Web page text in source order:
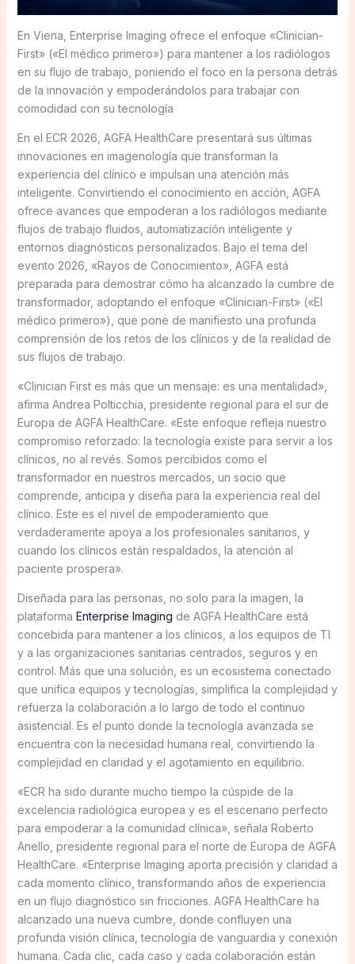
En Viena, Enterprise Imaging ofrece el enfoque «Clinician-
First» («El médico primero») para mantener a los radiólogos
en su flujo de trabajo, poniendo el foco en la persona detrás
de la innovación y empoderándolos para trabajar con
comodidad con su tecnología
En el ECR 2026, AGFA HealthCare presentará sus últimas
innovaciones en imagenología que transforman la
experiencia del clínico e impulsan una atención más
inteligente. Convirtiendo el conocimiento en acción, AGFA
ofrece avances que empoderan a los radiólogos mediante
flujos de trabajo fluidos, automatización inteligente y
entornos diagnósticos personalizados. Bajo el tema del
evento 2026, «Rayos de Conocimiento», AGFA está
preparada para demostrar cómo ha alcanzado la cumbre de
transformador, adoptando el enfoque «Clinician-First» («El
médico primero»), que pone de manifiesto una profunda
comprensión de los retos de los clínicos y de la realidad de
sus flujos de trabajo.
«Clinician First es más que un mensaje: es una mentalidad»,
afirma Andrea Polticchia, presidente regional para el sur de
Europa de AGFA HealthCare. «Este enfoque refleja nuestro
compromiso reforzado: la tecnología existe para servir a los
clínicos, no al revés. Somos percibidos como el
transformador en nuestros mercados, un socio que
comprende, anticipa y diseña para la experiencia real del
clínico. Este es el nivel de empoderamiento que
verdaderamente apoya a los profesionales sanitarios, y
cuando los clínicos están respaldados, la atención al
paciente prospera».
Diseñada para las personas, no solo para la imagen, la
plataforma Enterprise Imaging de AGFA HealthCare está
concebida para mantener a los clínicos, a los equipos de TI
y a las organizaciones sanitarias centrados, seguros y en
control. Más que una solución, es un ecosistema conectado
que unifica equipos y tecnologías, simplifica la complejidad y
refuerza la colaboración a lo largo de todo el continuo
asistencial. Es el punto donde la tecnología avanzada se
encuentra con la necesidad humana real, convirtiendo la
complejidad en claridad y el agotamiento en equilibrio.
«ECR ha sido durante mucho tiempo la cúspide de la
excelencia radiológica europea y es el escenario perfecto
para empoderar a la comunidad clínica», señala Roberto
Anello, presidente regional para el norte de Europa de AGFA
HealthCare. «Enterprise Imaging aporta precisión y claridad a
cada momento clínico, transformando años de experiencia
en un flujo diagnóstico sin fricciones. AGFA HealthCare ha
alcanzado una nueva cumbre, donde confluyen una
profunda visión clínica, tecnología de vanguardia y conexión
humana. Cada clic, cada caso y cada colaboración están